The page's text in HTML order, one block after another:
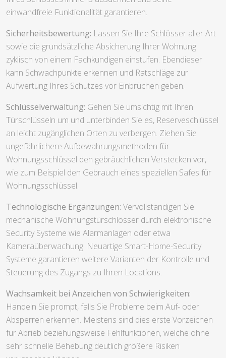
einwandfreie Funktionalität garantieren.
Sicherheitsbewertung: Lassen Sie Ihre Schlösser aller Art
sowie die grundsätzliche Absicherung Ihrer Wohnung
zyklisch von einem Fachkundigen einstufen. Ebendieser
kann Schwachpunkte erkennen und Ratschläge zur
Aufwertung Ihres Schutzes vor Einbrüchen geben.
Schlüsselverwaltung: Gehen Sie umsichtig mit Ihren
Türschlüsseln um und unterbinden Sie es, Reserveschlüssel
an leicht zugänglichen Orten zu verbergen. Ziehen Sie
ungefährlichere Aufbewahrungsmethoden für
Wohnungsschlüssel den gebräuchlichen Verstecken vor,
wie zum Beispiel den Gebrauch eines speziellen Safes für
Wohnungsschlüssel.
Technologische Ergänzungen: Vervollständigen Sie
mechanische Wohnungstürschlösser durch elektronische
Security Systeme wie Alarmanlagen oder etwa
Kameraüberwachung. Neuartige Smart-Home-Security
Systeme garantieren weitere Varianten der Kontrolle und
Steuerung des Zugangs zu Ihren Locations.
Wachsamkeit bei Anzeichen von Schwierigkeiten:
Handeln Sie prompt, falls Sie Probleme beim Auf- oder
Absperren erkennen. Meistens sind dies erste Vorzeichen
für Abrieb beziehungsweise Fehlfunktionen, welche ohne
sehr schnelle Behebung deutlich größere Risiken